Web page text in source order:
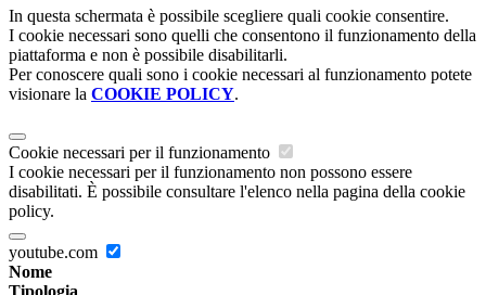
In questa schermata è possibile scegliere quali cookie consentire.
I cookie necessari sono quelli che consentono il funzionamento della
piattaforma e non è possibile disabilitarli.
Per conoscere quali sono i cookie necessari al funzionamento potete
visionare la COOKIE POLICY.
Cookie necessari per il funzionamento
I cookie necessari per il funzionamento non possono essere
disabilitati. È possibile consultare l'elenco nella pagina della cookie
policy.
youtube.com
Nome
Tipologia